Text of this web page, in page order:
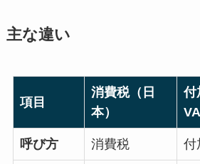
主な違い
項目
消費税（日
本）
付
呼び方 消費税 付